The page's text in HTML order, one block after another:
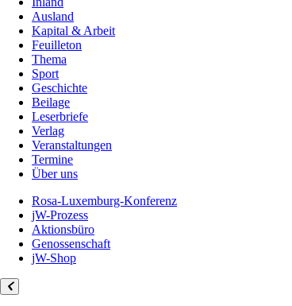
Ausland
Kapital & Arbeit
Feuilleton
Thema
Sport
Geschichte
Beilage
Leserbriefe
Verlag
Veranstaltungen
Termine
Über uns
Rosa-Luxemburg-Konferenz
jW-Prozess
Aktionsbüro
Genossenschaft
jW-Shop